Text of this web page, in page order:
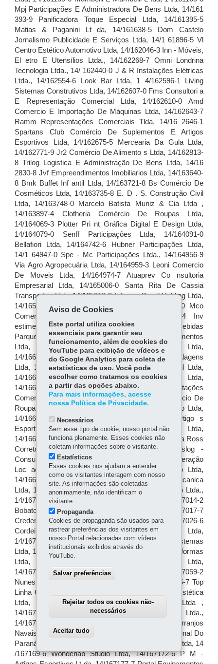
Aviso de Cookies
Este portal utiliza cookies
essenciais para garantir seu
funcionamento, além de cookies do
YouTube para exibição de vídeos e
do Google Analytics para coleta de
estatísticas de uso. Você pode
escolher como tratamos os cookies
a partir das opções abaixo.
Para mais informações, acesse
nossa Política de Privacidade.
Necessários
Sem esse tipo de cookie, nosso portal não
funciona plenamente. Esses cookies não
coletam informações sobre o visitante.
Estatísticos
Esses cookies nos ajudam a entender
como os visitantes interagem com nosso
site. As informações são coletadas
anonimamente, não identificam o
visitante.
Propaganda
Cookies de propaganda são usados para
rastrear preferências dos visitantes em
nosso Portal relacionadas com vídeos
institucionais exibidos através do
YouTube.
Salvar preferências
Rejeitar todos os cookies não-
necessários
Aceitar tudo